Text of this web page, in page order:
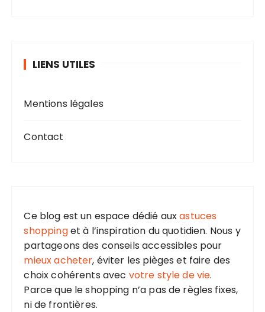
LIENS UTILES
Mentions légales
Contact
Ce blog est un espace dédié auxastuces
shoppinget à l’inspiration du quotidien. Nous y
partageons des conseils accessibles pour
mieux acheter, éviter les pièges et faire des
choix cohérents avec votre style de vie.
Parce que le shopping n’a pas de règles fixes,
ni de frontières.